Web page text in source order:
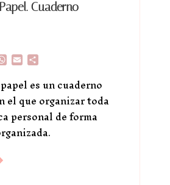
Cuaderno
WhatsApp
Email
es un cuaderno
el que organizar toda
personal de forma